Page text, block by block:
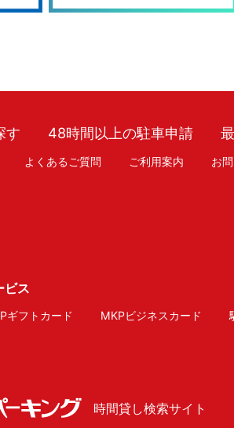
す 48時間以上の駐車申請
よくあるご質問 ご利用案内 お
ビス
ギフトカード MKPビジネスカード
時間貸し検索サイト